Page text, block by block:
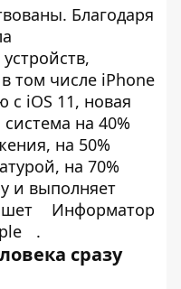
Благодаря
том числе iPhone
с iOS 11, новая
на 40%
на 50%
на 70%
и выполняет
Информатор
.
сразу